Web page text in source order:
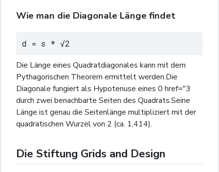
Wie man die Diagonale Länge findet
d = s * √2
Die Länge eines Quadratdiagonales kann mit dem
Pythagorischen Theorem ermittelt werden.Die
Diagonale fungiert als Hypotenuse eines 0 href="3
durch zwei benachbarte Seiten des Quadrats.Seine
Länge ist genau die Seitenlänge multipliziert mit der
quadratischen Wurzel von 2 (ca. 1,414).
Die Stiftung Grids and Design